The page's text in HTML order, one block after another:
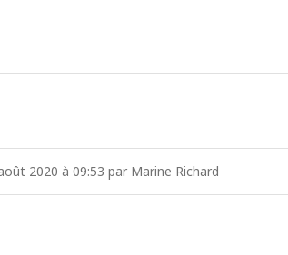
2020 à 09:53 par Marine Richard